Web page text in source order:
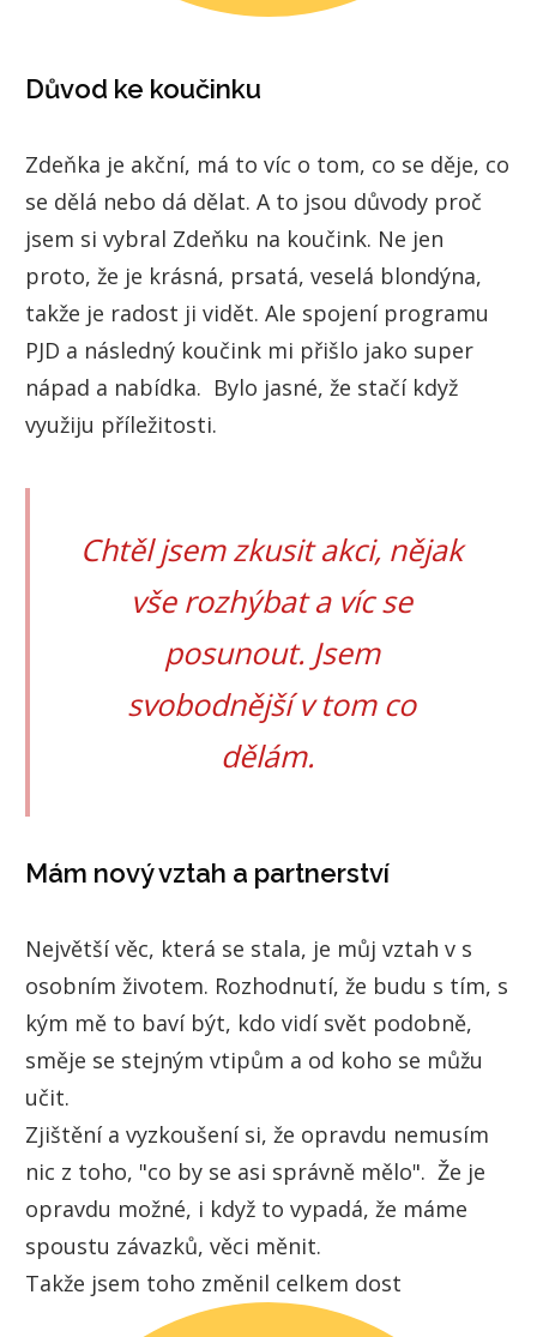
Důvod ke koučinku
Zdeňka je akční, má to víc o tom, co se děje, co
se dělá nebo dá dělat. A to jsou důvody proč
jsem si vybral Zdeňku na koučink. Ne jen
proto, že je krásná, prsatá, veselá blondýna,
takže je radost ji vidět. Ale spojení programu
PJD a následný koučink mi přišlo jako super
nápad a nabídka. Bylo jasné, že stačí když
využiju příležitosti.
Chtěl jsem zkusit akci, nějak
vše rozhýbat a víc se
posunout. Jsem
svobodnější v tom co
dělám.
Mám nový vztah a partnerství
Největší věc, která se stala, je můj vztah v s
osobním životem. Rozhodnutí, že budu s tím, s
kým mě to baví být, kdo vidí svět podobně,
směje se stejným vtipům a od koho se můžu
učit.
Zjištění a vyzkoušení si, že opravdu nemusím
nic z toho, "co by se asi správně mělo". Že je
opravdu možné, i když to vypadá, že máme
spoustu závazků, věci měnit.
Takže jsem toho změnil celkem dost